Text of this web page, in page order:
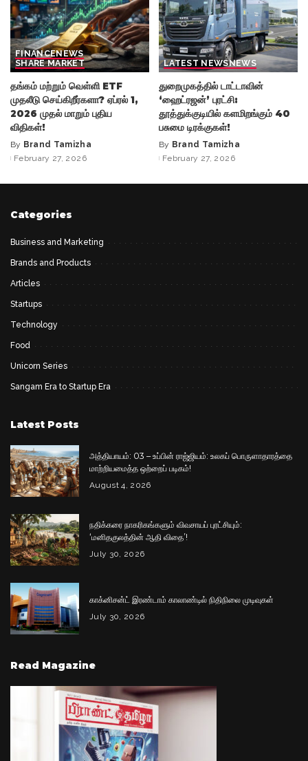
FINANCENEWS
SHARE MARKET
தங்கம் மற்றும் வெள்ளி ETF
முதலீடு செய்கிறீர்களா? ஏப்ரல் 1,
2026 முதல் மாறும் புதிய
விதிகள்!
Posted
by
By Brand Tamizha
February 27, 2026
LATEST NEWSNEWS
துறைமுகத்தில் டாட்டாவின்
‘ஹைட்ரஜன்’ புரட்சி:
தூத்துக்குடியில் களமிறங்கும் 40
பசுமை டிரக்குகள்!
Posted
by
By Brand Tamizha
February 27, 2026
Categories
Business and Marketing
Brands and Products
Articles
Startups
Technology
Food
Unicorn Series
Sangam Era to Startup Era
Latest Posts
அத்தியாயம்: 03 – உப்பின் ராஜ்ஜியம்: உலகப் பொருளாதாரத்தை
மாற்றியமைத்த ஒற்றைப் படிகம்!
August 4, 2026
நதிக்கரை நாகரிகங்களும் விவசாயப் புரட்சியும்:
‘மனிதகுலத்தின் ஆதி விதை’!
July 30, 2026
காக்னிசன்ட் இரண்டாம் காலாண்டில் நிதிநிலை முடிவுகள்
July 30, 2026
Read Magazine